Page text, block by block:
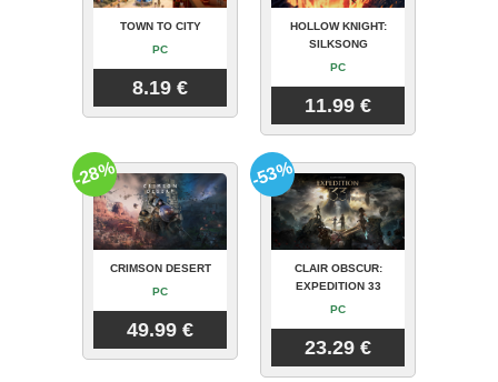
TOWN TO CITY
PC
8.19 €
HOLLOW KNIGHT:
SILKSONG
PC
11.99 €
CRIMSON DESERT
PC
49.99 €
-28%
CLAIR OBSCUR:
EXPEDITION 33
PC
23.29 €
-53%